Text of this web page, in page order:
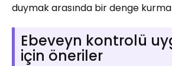
duymak arasında bir denge
Ebeveyn kontrolü
için öneriler